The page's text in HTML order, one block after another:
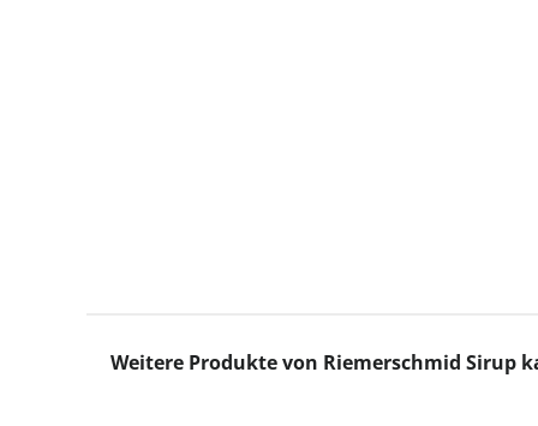
Produktgalerie überspringen
Weitere Produkte von Riemerschmid Sirup